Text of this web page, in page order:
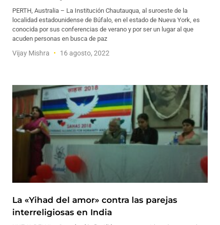
PERTH, Australia – La Institución Chautauqua, al suroeste de la
localidad estadounidense de Búfalo, en el estado de Nueva York, es
conocida por sus conferencias de verano y por ser un lugar al que
acuden personas en busca de paz
Vijay Mishra 16 agosto, 2022
La «Yihad del amor» contra las parejas
interreligiosas en India